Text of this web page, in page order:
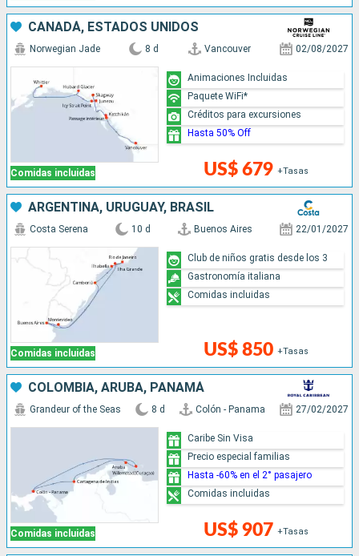
CANADÁ, ESTADOS UNIDOS
Comidas incluidas
Norwegian Jade 8 d Vancouver 02/08/2027
US$ 679 +Tasas
Animaciones Incluidas
Paquete WiFi*
Créditos para excursiones
Hasta 50% Off
ARGENTINA, URUGUAY, BRASIL
Comidas incluidas
Costa Serena 10 d Buenos Aires 22/01/2027
US$ 850 +Tasas
Club de niños gratis desde los 3
Gastronomía italiana
Comidas incluidas
COLOMBIA, ARUBA, PANAMÁ
Comidas incluidas
Grandeur of the Seas 8 d Colón - Panama 27/02/2027
US$ 907 +Tasas
Caribe Sin Visa
Precio especial familias
Hasta -60% en el 2° pasajero
Comidas incluidas